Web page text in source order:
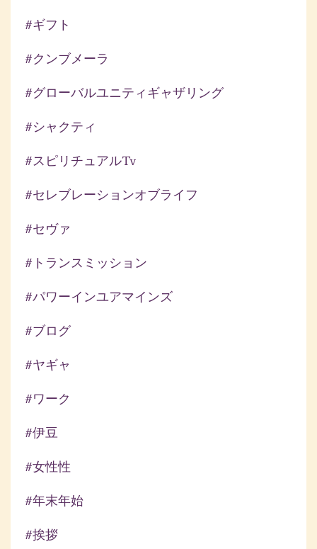
#ギフト
#クンブメーラ
#グローバルユニティギャザリング
#シャクティ
#スピリチュアルtv
#セレブレーションオブライフ
#セヴァ
#トランスミッション
#パワーインユアマインズ
#ブログ
#ヤギャ
#ワーク
#伊豆
#女性性
#年末年始
#挨拶